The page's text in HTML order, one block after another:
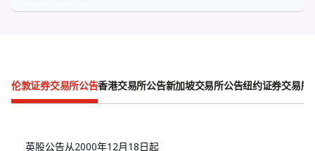
伦敦证券交易所公告香港交易所公告新加坡交易所公告纽约证券交易所